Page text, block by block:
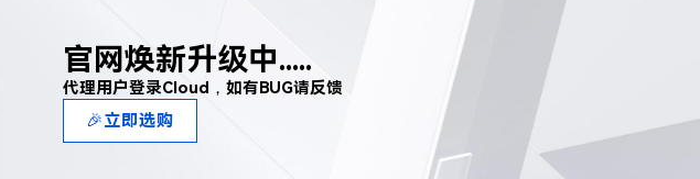
官网焕新升级中.....
代理用户登录Cloud，如有BUG请反馈
🎉立即选购